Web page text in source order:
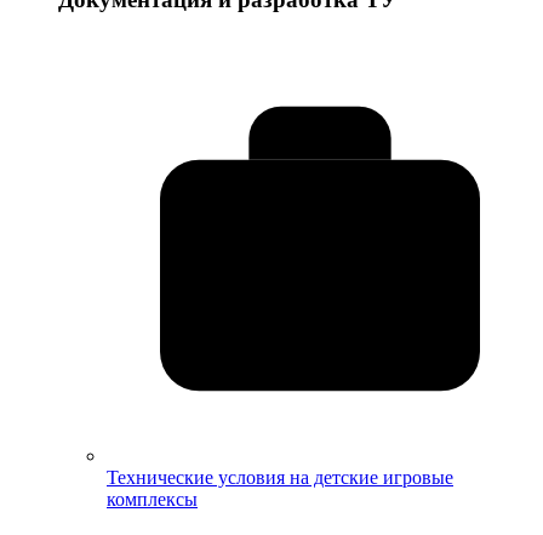
Технические условия на детские игровые
комплексы